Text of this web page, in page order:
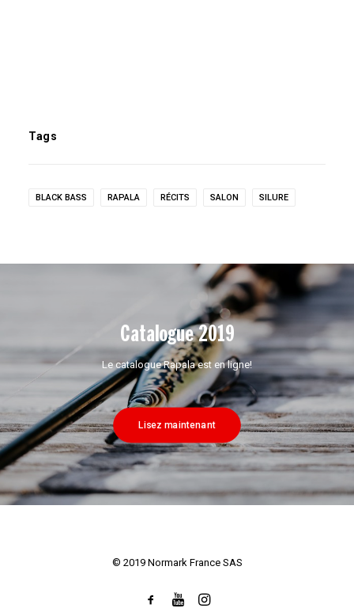
Tags
BLACK BASS RAPALA RÉCITS SALON SILURE
Catalogue 2019
Le catalogue Rapala est en ligne!
Lisez maintenant
© 2019 Normark France SAS